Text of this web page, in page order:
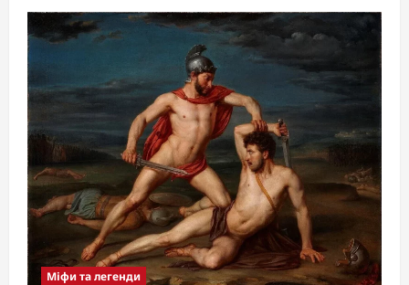
Билина
це:
значення,
роль
у
фольклорі
Міфи та легенди